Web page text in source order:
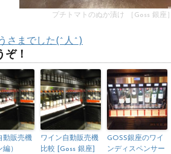
プチトマトのぬか漬け ［Goss 銀座］
さまでした(^人^)
！
動販売機
編）
ワイン自動販売機
比較 [Goss 銀座]
GOSS銀座のワイ
ンディスペンサー